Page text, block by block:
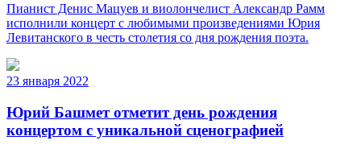
Пианист Денис Мацуев и виолончелист Александр Рамм
исполнили концерт с любимыми произведениями Юрия
Левитанского в честь столетия со дня рождения поэта.
23 января 2022
Юрий Башмет отметит день рождения
концертом с уникальной сценографией